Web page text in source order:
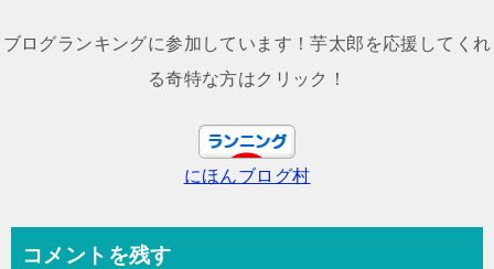
ナ
ン
ブログランキングに参加しています！芋太郎を応援してくれ
る奇特な方はクリック！
にほんブログ村
コメントを残す